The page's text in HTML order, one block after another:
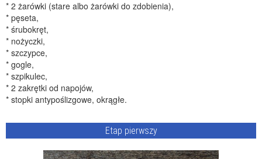
* 2 żarówki (stare albo żarówki do zdobienia),
* pęseta,
* śrubokręt,
* nożyczki,
* szczypce,
* gogle,
* szpikulec,
* 2 zakrętki od napojów,
* stopki antypoślizgowe, okrągłe.
Etap pierwszy